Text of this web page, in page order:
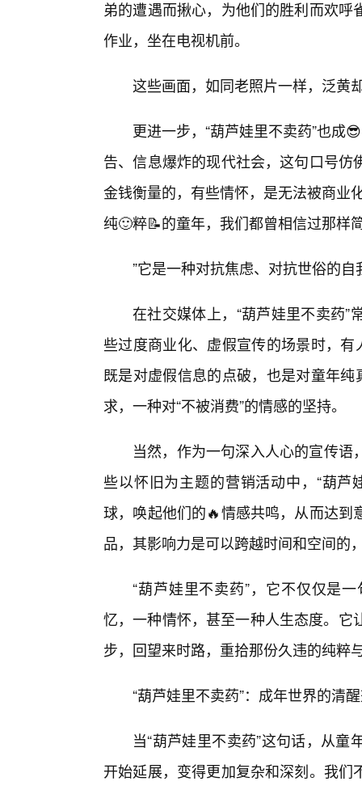
弟的遭遇而揪心，为他们的胜利而欢
作业，坐在电视机前。
这些画面，如同老照片一样，泛黄
更进一步，“葫芦娃里不卖药”也成
告、信息爆炸的现代社会，这句口号
金钱衡量的，有些情怀，是无法被商业
纯🙂粹📝的童年，我们都曾相信过那样
”它是一种对抗焦虑、对抗世俗的
在社交媒体上，“葫芦娃里不卖药
些过度商业化、虚假宣传的场景时，
既是对虚假信息的点破，也是对童年
求，一种对“不被消费”的情感的坚持。
当然，作为一句深入人心的宣传
些以怀旧为主题的营销活动中，“葫
球，唤起他们的🔥情感共鸣，从而达
品，其影响力是可以跨越时间和空间的
“葫芦娃里不卖药”，它不仅仅是
忆，一种情怀，甚至一种人生态度。
步，回望来时路，重拾那份久违的纯粹
“葫芦娃里不卖药”：成年世界的清
当“葫芦娃里不卖药”这句话，从
开始延展，变得更加复杂和深刻。我